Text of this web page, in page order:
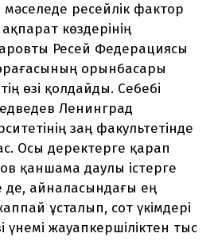
ресейлік фактор
көздерінің
Ресей Федерациясы
орынбасары
өзі қолдайды. Себебі
Ленинград
заң факультетінде
Осы деректерге қарап
қаншама даулы істерге
де, айналасындағы ең
ұсталып, сот үкімдері
үнемі жауапкершіліктен тыс